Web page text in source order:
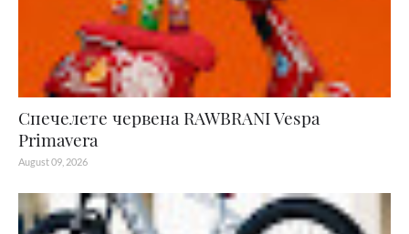
Спечелете червена RAWBRANI Vespa
Primavera
August 09, 2026